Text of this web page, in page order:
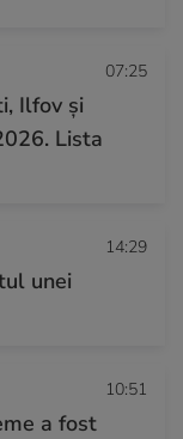
07:25
Ilfov și
Lista
14:29
unei
10:51
a fost